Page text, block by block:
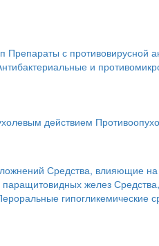
Препараты с противовирусной
и
действием
Средства, влияющие на
желез
гипогликемические